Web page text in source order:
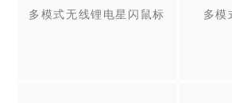
多模式无线锂电星闪鼠标 多模